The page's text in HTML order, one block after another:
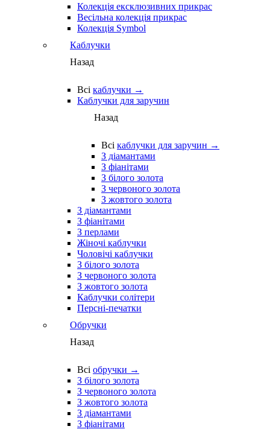
Колекція ексклюзивних прикрас
Весільна колекція прикрас
Колекція Symbol
Каблучки
Назад
Всі каблучки →
Каблучки для заручин
Назад
Всі каблучки для заручин →
З діамантами
З фіанітами
З білого золота
З червоного золота
З жовтого золота
З діамантами
З фіанітами
З перлами
Жіночі каблучки
Чоловічі каблучки
З білого золота
З червоного золота
З жовтого золота
Каблучки солітери
Персні-печатки
Обручки
Назад
Всі обручки →
З білого золота
З червоного золота
З жовтого золота
З діамантами
З фіанітами